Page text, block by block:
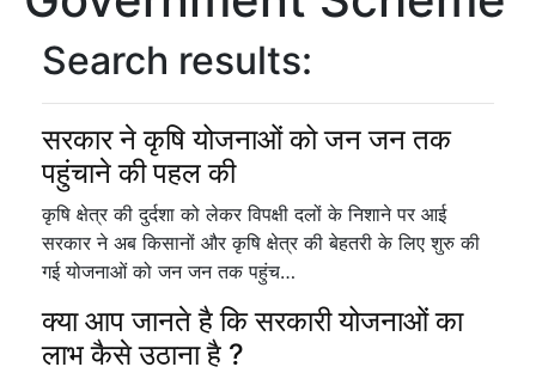
Search results:
सरकार ने कृषि योजनाओं को जन जन तक
पहुंचाने की पहल की
कृषि क्षेत्र की दुर्दशा को लेकर विपक्षी दलों के निशाने पर आई
सरकार ने अब किसानों और कृषि क्षेत्र की बेहतरी के लिए शुरु की
गई योजनाओं को जन जन तक पहुंच…
क्या आप जानते है कि सरकारी योजनाओं का
लाभ कैसे उठाना है ?